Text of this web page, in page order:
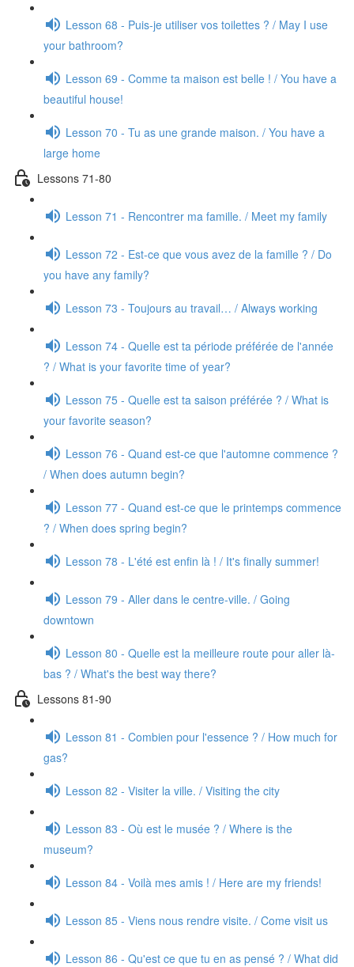
Lesson 68 - Puis-je utiliser vos toilettes ? / May I use
your bathroom?
Lesson 69 - Comme ta maison est belle ! / You have a
beautiful house!
Lesson 70 - Tu as une grande maison. / You have a
large home
Lessons 71-80
Lesson 71 - Rencontrer ma famille. / Meet my family
Lesson 72 - Est-ce que vous avez de la famille ? / Do
you have any family?
Lesson 73 - Toujours au travail… / Always working
Lesson 74 - Quelle est ta période préférée de l'année
? / What is your favorite time of year?
Lesson 75 - Quelle est ta saison préférée ? / What is
your favorite season?
Lesson 76 - Quand est-ce que l'automne commence ?
/ When does autumn begin?
Lesson 77 - Quand est-ce que le printemps commence
? / When does spring begin?
Lesson 78 - L'été est enfin là ! / It's finally summer!
Lesson 79 - Aller dans le centre-ville. / Going
downtown
Lesson 80 - Quelle est la meilleure route pour aller là-
bas ? / What's the best way there?
Lessons 81-90
Lesson 81 - Combien pour l'essence ? / How much for
gas?
Lesson 82 - Visiter la ville. / Visiting the city
Lesson 83 - Où est le musée ? / Where is the
museum?
Lesson 84 - Voilà mes amis ! / Here are my friends!
Lesson 85 - Viens nous rendre visite. / Come visit us
Lesson 86 - Qu'est ce que tu en as pensé ? / What did